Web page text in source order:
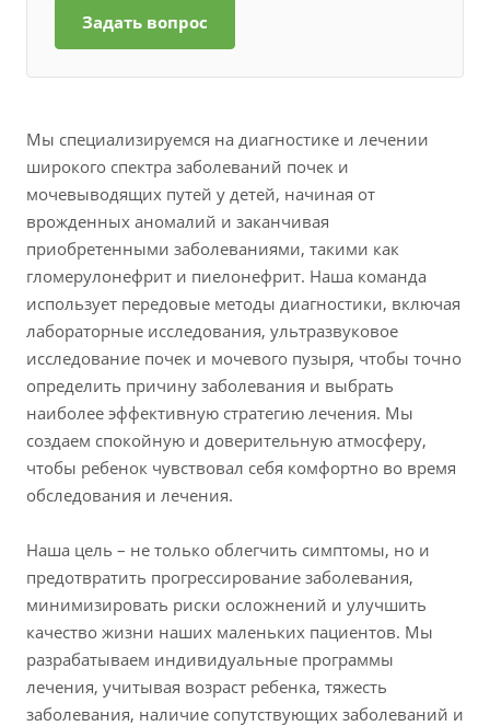
Задать вопрос
Мы специализируемся на диагностике и лечении
широкого спектра заболеваний почек и
мочевыводящих путей у детей, начиная от
врожденных аномалий и заканчивая
приобретенными заболеваниями, такими как
гломерулонефрит и пиелонефрит. Наша команда
использует передовые методы диагностики, включая
лабораторные исследования, ультразвуковое
исследование почек и мочевого пузыря, чтобы точно
определить причину заболевания и выбрать
наиболее эффективную стратегию лечения. Мы
создаем спокойную и доверительную атмосферу,
чтобы ребенок чувствовал себя комфортно во время
обследования и лечения.
Наша цель – не только облегчить симптомы, но и
предотвратить прогрессирование заболевания,
минимизировать риски осложнений и улучшить
качество жизни наших маленьких пациентов. Мы
разрабатываем индивидуальные программы
лечения, учитывая возраст ребенка, тяжесть
заболевания, наличие сопутствующих заболеваний и